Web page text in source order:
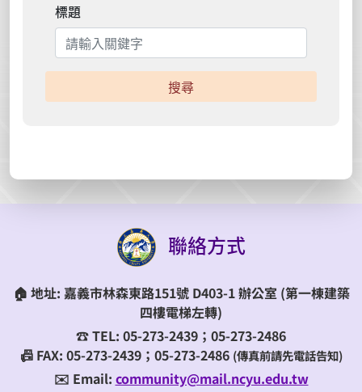
標題
搜尋
聯絡方式
🏠 地址: 嘉義市林森東路151號 D403-1 辦公室 (第一棟建築
四樓電梯左轉)
☎️TEL: 05-273-2439；05-273-2486
📠 FAX: 05-273-2439；05-273-2486 (傳真前請先電話告知)
✉️ Email: community@mail.ncyu.edu.tw